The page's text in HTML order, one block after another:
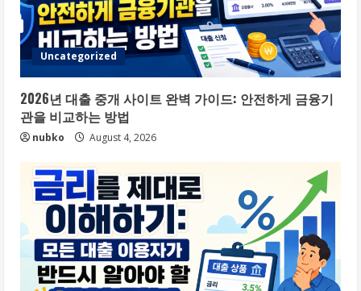
Uncategorized
2026년 대출 중개 사이트 완벽 가이드: 안전하게 금융기
관을 비교하는 방법
nubko August 4, 2026